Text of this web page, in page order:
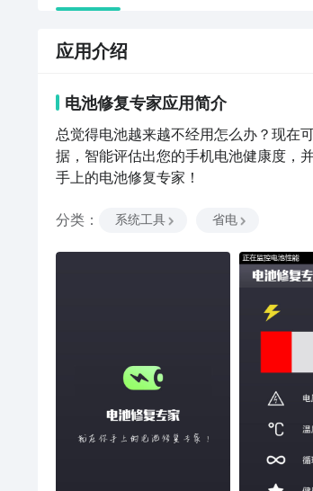
应用介绍
电池修复专家应用简介
总觉得电池越来越不经用怎么办？现在
据，智能评估出您的手机电池健康度，
手上的电池修复专家！
分类 ： 系统工具 省电